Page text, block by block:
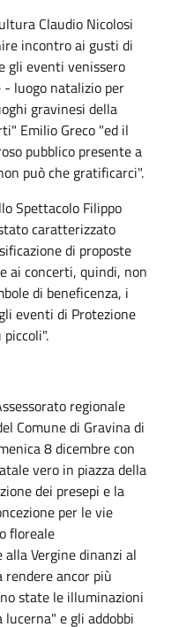
Claudio Nicolosi
incontro ai gusti di
gli eventi venissero
luogo natalizio per
gravinesi della
Emilio Greco "ed il
pubblico presente a
può che gratificarci".
Spettacolo Filippo
caratterizzato
di proposte
ai concerti, quindi, non
di beneficenza, i
eventi di Protezione
regionale
Comune di Gravina di
8 dicembre con
vero in piazza della
dei presepi e la
per le vie
floreale
Vergine dinanzi al
rendere ancor più
state le illuminazioni
e gli addobbi